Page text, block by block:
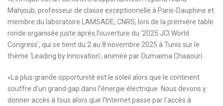
Mahjoub, professeur de classe exceptionnelle à Paris-Dauphine et
membre du laboratoire LAMSADE, CNRS, lors de la première table
ronde organisée juste après l’ouverture du ‘2025 JCI World
Congress’, qui se tient du 2 au 8 novembre 2025 à Tunis sur le
thème ‘Leading by Innovation’, animée par Oumaima Chaaouri.
«La plus grande opportunité est le soleil alors que le continent
souffre d’un grand gap dans l’énergie électrique. Nous devons y
donner accès à tous alors que l’Internet passe par l’accès à